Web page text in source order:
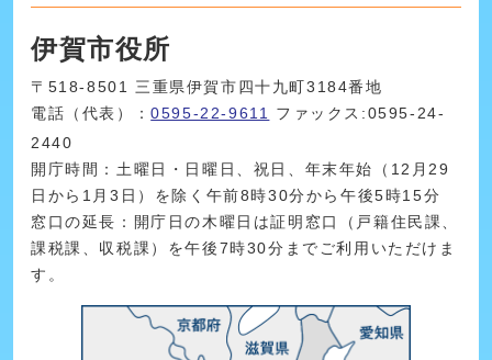
伊賀市役所
〒518-8501 三重県伊賀市四十九町3184番地
電話（代表）：0595-22-9611
ファックス:0595-24-
2440
開庁時間：土曜日・日曜日、祝日、年末年始（12月29
日から1月3日）を除く午前8時30分から午後5時15分
窓口の延長：開庁日の木曜日は証明窓口（戸籍住民課、
課税課、収税課）を午後7時30分までご利用いただけま
す。